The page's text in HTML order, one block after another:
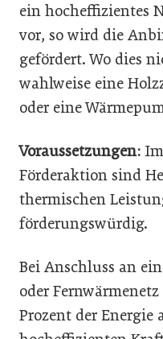
ein hocheffizientes
vor, so wird die
gefördert. Wo dies
wahlweise eine
oder eine
Voraussetzungen:
Förderaktion sind
thermischen
förderungswürdig.
Bei Anschluss an
oder
Prozent der Energie